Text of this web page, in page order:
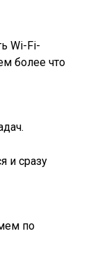
Wi-Fi-
более что
и сразу
по